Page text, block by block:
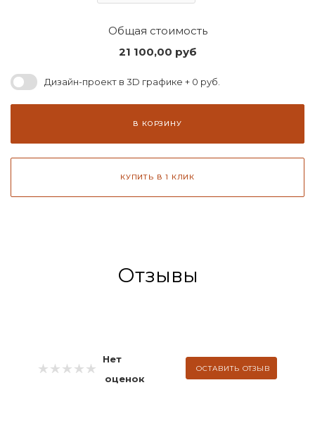
Общая стоимость
21 100,00 руб
Дизайн-проект в 3D графике + 0 руб.
В КОРЗИНУ
КУПИТЬ В 1 КЛИК
Отзывы
Нет
оценок
ОСТАВИТЬ ОТЗЫВ